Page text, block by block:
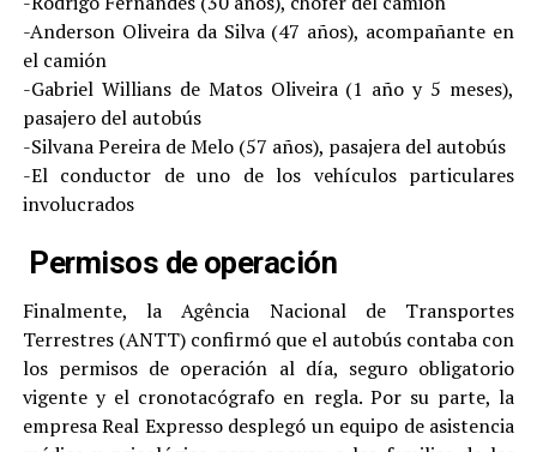
-Anderson Oliveira da Silva (47 años), acompañante en
el camión
-Gabriel Willians de Matos Oliveira (1 año y 5 meses),
pasajero del autobús
-Silvana Pereira de Melo (57 años), pasajera del autobús
-El conductor de uno de los vehículos particulares
involucrados
Permisos de operación
Finalmente, la Agência Nacional de Transportes
Terrestres (ANTT) confirmó que el autobús contaba con
los permisos de operación al día, seguro obligatorio
vigente y el cronotacógrafo en regla. Por su parte, la
empresa Real Expresso desplegó un equipo de asistencia